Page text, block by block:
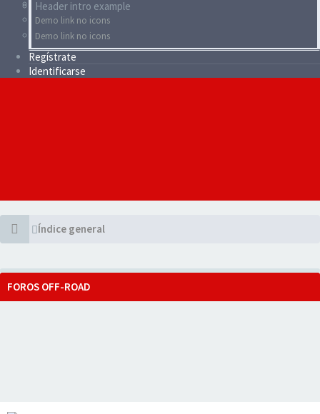
Header intro example
Demo link no icons
Demo link no icons
Regístrate
Identificarse
Índice general
FOROS OFF-ROAD